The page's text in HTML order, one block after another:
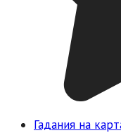
Гадания на